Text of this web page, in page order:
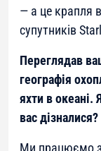
— а це крапля
супутників
Переглядав
географія
яхти в океані.
вас дізналися?
Ми працюємо